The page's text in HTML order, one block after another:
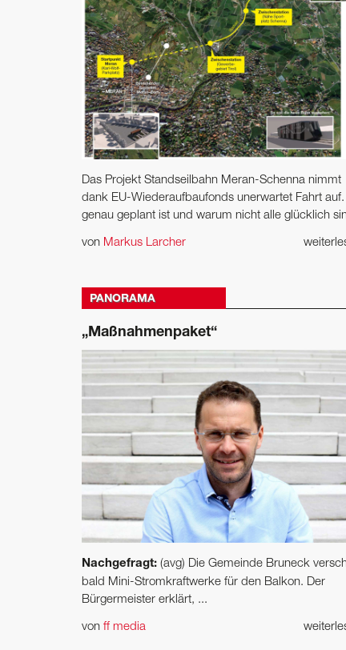
Das Projekt Standseilbahn Meran-Schenna nimmt
dank EU-Wiederaufbaufonds unerwartet Fahrt auf.
genau geplant ist und warum nicht alle glücklich
von Markus Larcher
PANORAMA
„Maßnahmenpaket“
Nachgefragt: (avg) Die Gemeinde Bruneck
bald Mini-Stromkraftwerke für den Balkon. Der
Bürgermeister erklärt, ...
von ff media